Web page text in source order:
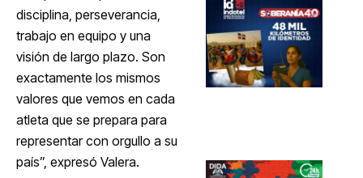
disciplina, perseverancia,
trabajo en equipo y una
visión de largo plazo. Son
exactamente los mismos
valores que vemos en cada
atleta que se prepara para
representar con orgullo a su
país”, expresó Valera.